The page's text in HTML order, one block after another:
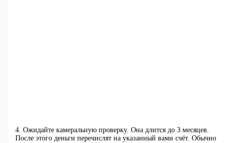
4. Ожидайте камеральную проверку. Она длится до 3 месяцев.
После этого деньги перечислят на указанный вами счёт. Обычно